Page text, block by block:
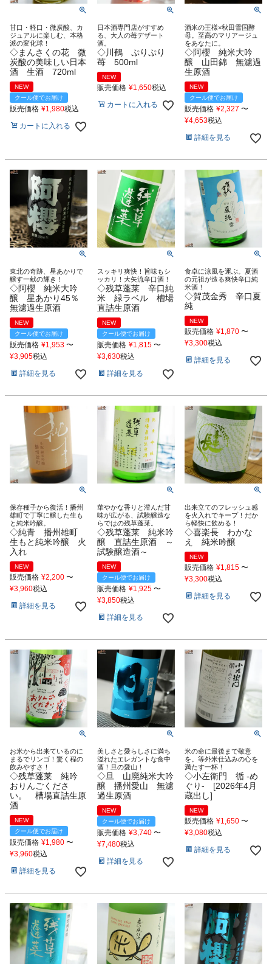
甘口・軽口・微炭酸、カ
ジュアルに楽しむ、本格
派の変化球！
◇まんさくの花 微
炭酸の美味しい日本
酒 生酒 720ml
NEW
クール便でお届け
販売価格 ¥1,980税込
カートに入れる
日本酒専門店がすすめ
る、大人の苺デザート
酒。
◇川鶴 ぷりぷり
苺 500ml
NEW
販売価格 ¥1,650税込
カートに入れる
酒米の王様×秋田雪国酵
母。至高のマリアージュ
をあなたに。
◇阿櫻 純米大吟
醸 山田錦 無濾過
生原酒
NEW
クール便でお届け
販売価格 ¥2,327 〜
¥4,653税込
詳細を見る
東北の奇跡、星あかりで
醸す一献の輝き！
◇阿櫻 純米大吟
醸 星あかり45％
無濾過生原酒
NEW
クール便でお届け
販売価格 ¥1,953 〜
¥3,905税込
詳細を見る
スッキリ爽快！旨味もシ
ッカリ！大矢流辛口酒！
◇残草蓬莱 辛口純
米 緑ラベル 槽場
直詰生原酒
NEW
クール便でお届け
販売価格 ¥1,815 〜
¥3,630税込
詳細を見る
食卓に涼風を運ぶ。夏酒
の元祖が造る爽快辛口純
米酒！
◇賀茂金秀 辛口夏
純
NEW
販売価格 ¥1,870 〜
¥3,300税込
詳細を見る
保存種子から復活！播州
雄町で丁寧に醸した生も
と純米吟醸。
◇純青 播州雄町
生もと純米吟醸 火
入れ
NEW
販売価格 ¥2,200 〜
¥3,960税込
詳細を見る
華やかな香りと澄んだ甘
味が広がる、試験醸造な
らではの残草蓬莱。
◇残草蓬莱 純米吟
醸 直詰生原酒 ～
試験醸造酒～
NEW
クール便でお届け
販売価格 ¥1,925 〜
¥3,850税込
詳細を見る
出来立てのフレッシュ感
を火入れでキープ！だか
ら軽快に飲める！
◇喜楽長 わかな
え 純米吟醸
NEW
販売価格 ¥1,815 〜
¥3,300税込
詳細を見る
お米から出来ているのに
まるでリンゴ！驚く程の
飲みやすさ！
◇残草蓬莱 純吟
おりんごくださ
い。 槽場直詰生原
酒
NEW
クール便でお届け
販売価格 ¥1,980 〜
¥3,960税込
詳細を見る
美しさと愛らしさに満ち
溢れたエレガントな食中
酒！旦の愛山！
◇旦 山廃純米大吟
醸 播州愛山 無濾
過生原酒
NEW
クール便でお届け
販売価格 ¥3,740 〜
¥7,480税込
詳細を見る
米の命に最後まで敬意
を。等外米仕込みの心を
満たす一杯！
◇小左衛門 循 -め
ぐり- [2026年4月
蔵出し]
NEW
販売価格 ¥1,650 〜
¥3,080税込
詳細を見る